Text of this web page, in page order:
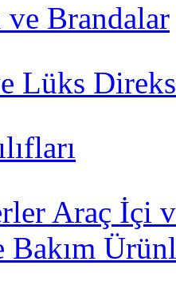
Brandalar
Lüks
Araç İçi
Bakım